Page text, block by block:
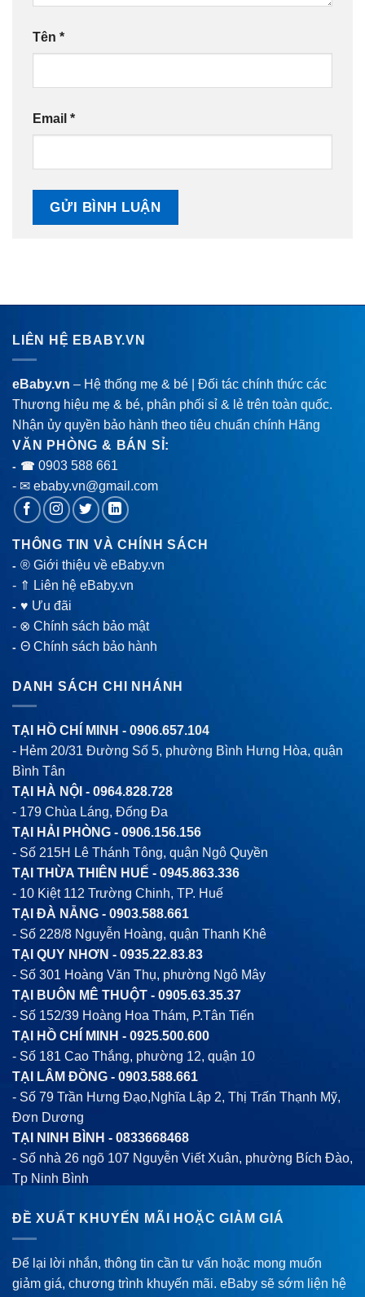
Tên *
Email *
LIÊN HỆ EBABY.VN
eBaby.vn – Hệ thống mẹ & bé | Đối tác chính thức các
Thương hiệu mẹ & bé, phân phối sỉ & lẻ trên toàn quốc.
Nhận ủy quyền bảo hành theo tiêu chuẩn chính Hãng
VĂN PHÒNG & BÁN SỈ:
- ☎ 0903 588 661
- ✉ ebaby.vn@gmail.com
THÔNG TIN VÀ CHÍNH SÁCH
-® Giới thiệu về eBaby.vn
- ⇑ Liên hệ eBaby.vn
-♥ Ưu đãi
- ⊗ Chính sách bảo mật
-Θ Chính sách bảo hành
DANH SÁCH CHI NHÁNH
TẠI HỒ CHÍ MINH - 0906.657.104
- Hẻm 20/31 Đường Số 5, phường Bình Hưng Hòa, quận
Bình Tân
TẠI HÀ NỘI - 0964.828.728
- 179 Chùa Láng, Đống Đa
TẠI HẢI PHÒNG - 0906.156.156
- Số 215H Lê Thánh Tông, quận Ngô Quyền
TẠI THỪA THIÊN HUẾ - 0945.863.336
- 10 Kiệt 112 Trường Chinh, TP. Huế
TẠI ĐÀ NẴNG - 0903.588.661
- Số 228/8 Nguyễn Hoàng, quận Thanh Khê
TẠI QUY NHƠN - 0935.22.83.83
- Số 301 Hoàng Văn Thụ, phường Ngô Mây
TẠI BUÔN MÊ THUỘT - 0905.63.35.37
- Số 152/39 Hoàng Hoa Thám, P.Tân Tiến
TẠI HỒ CHÍ MINH - 0925.500.600
- Số 181 Cao Thắng, phường 12, quận 10
TẠI LÂM ĐỒNG - 0903.588.661
- Số 79 Trần Hưng Đạo,Nghĩa Lập 2, Thị Trấn Thạnh Mỹ,
Đơn Dương
TẠI NINH BÌNH - 0833668468
- Số nhà 26 ngõ 107 Nguyễn Viết Xuân, phường Bích Đào,
Tp Ninh Bình
ĐỀ XUẤT KHUYẾN MÃI HOẶC GIẢM GIÁ
Để lại lời nhắn, thông tin cần tư vấn hoặc mong muốn
giảm giá, chương trình khuyến mãi. eBaby sẽ sớm liện hệ